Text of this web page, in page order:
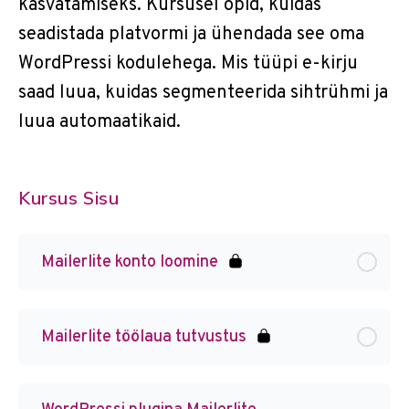
kasvatamiseks. Kursusel õpid, kuidas
seadistada platvormi ja ühendada see oma
WordPressi kodulehega. Mis tüüpi e-kirju
saad luua, kuidas segmenteerida sihtrühmi ja
luua automaatikaid.
Kursus Sisu
Mailerlite konto loomine
Mailerlite töölaua tutvustus